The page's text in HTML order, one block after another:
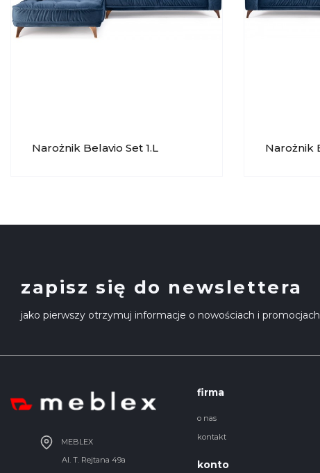
Narożnik Belavio Set 1.L
Narożnik
zapisz się do newslettera
jako pierwszy otrzymuj informacje o nowościach i promocjach
MEBLEX
Al. T. Rejtana 49a
firma
o nas
kontakt
konto